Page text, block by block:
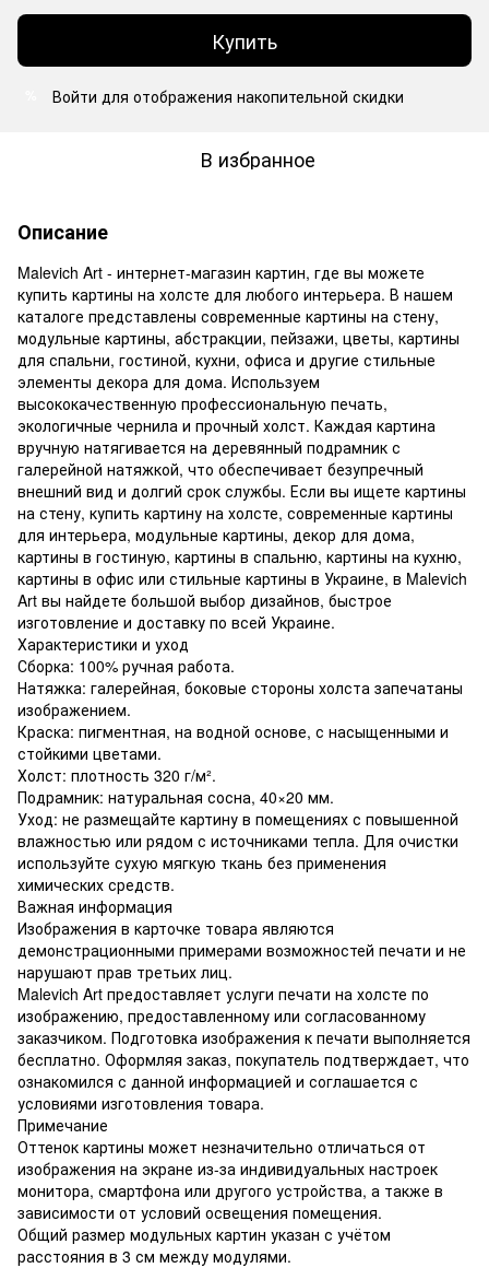
Купить
Войти для отображения накопительной скидки
В избранное
Описание
Malevich Art - интернет-магазин картин, где вы можете
купить картины на холсте для любого интерьера. В нашем
каталоге представлены современные картины на стену,
модульные картины, абстракции, пейзажи, цветы, картины
для спальни, гостиной, кухни, офиса и другие стильные
элементы декора для дома. Используем
высококачественную профессиональную печать,
экологичные чернила и прочный холст. Каждая картина
вручную натягивается на деревянный подрамник с
галерейной натяжкой, что обеспечивает безупречный
внешний вид и долгий срок службы. Если вы ищете картины
на стену, купить картину на холсте, современные картины
для интерьера, модульные картины, декор для дома,
картины в гостиную, картины в спальню, картины на кухню,
картины в офис или стильные картины в Украине, в Malevich
Art вы найдете большой выбор дизайнов, быстрое
изготовление и доставку по всей Украине.
Характеристики и уход
Сборка: 100% ручная работа.
Натяжка: галерейная, боковые стороны холста запечатаны
изображением.
Краска: пигментная, на водной основе, с насыщенными и
стойкими цветами.
Холст: плотность 320 г/м².
Подрамник: натуральная сосна, 40×20 мм.
Уход: не размещайте картину в помещениях с повышенной
влажностью или рядом с источниками тепла. Для очистки
используйте сухую мягкую ткань без применения
химических средств.
Важная информация
Изображения в карточке товара являются
демонстрационными примерами возможностей печати и не
нарушают прав третьих лиц.
Malevich Art предоставляет услуги печати на холсте по
изображению, предоставленному или согласованному
заказчиком. Подготовка изображения к печати выполняется
бесплатно. Оформляя заказ, покупатель подтверждает, что
ознакомился с данной информацией и соглашается с
условиями изготовления товара.
Примечание
Оттенок картины может незначительно отличаться от
изображения на экране из-за индивидуальных настроек
монитора, смартфона или другого устройства, а также в
зависимости от условий освещения помещения.
Общий размер модульных картин указан с учётом
расстояния в 3 см между модулями.